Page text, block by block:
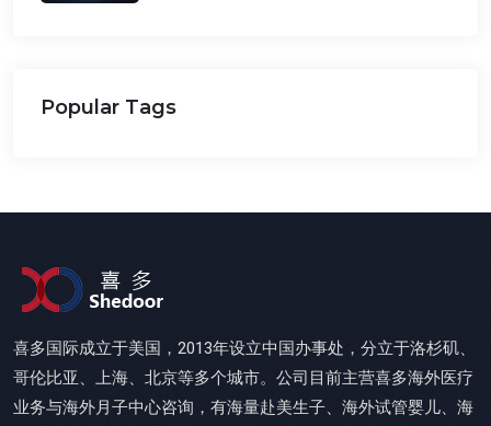
Popular Tags
喜多国际成立于美国，2013年设立中国办事处，分立于洛杉矶、
哥伦比亚、上海、北京等多个城市。公司目前主营喜多海外医疗
业务与海外月子中心咨询，有海量赴美生子、海外试管婴儿、海